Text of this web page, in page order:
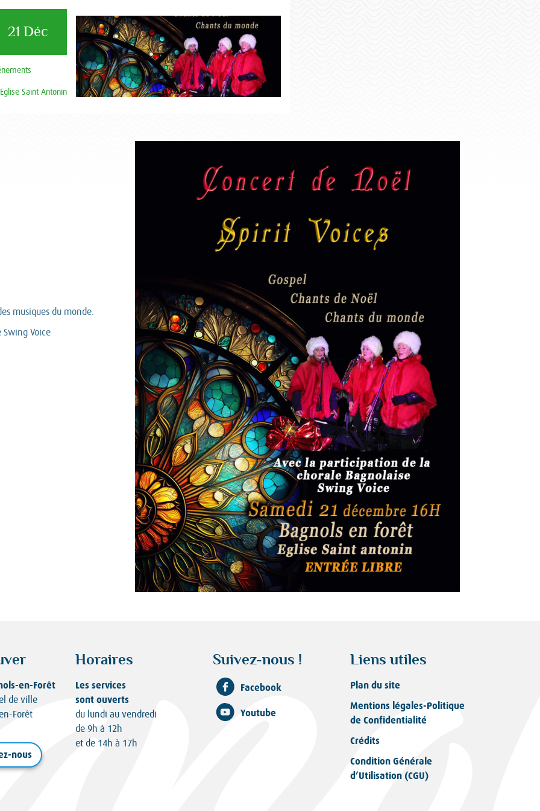
21 Déc
Eglise Saint Antonin
musiques du monde.
Voice
en-Forêt
de ville
Forêt
nous
Horaires
Les services
sont ouverts
du lundi au vendredi
de 9h à 12h
et de 14h à 17h
Suivez-nous !
Facebook
Youtube
Liens utiles
Plan du site
Mentions légales-Politique
de Confidentialité
Crédits
Condition Générale
d’Utilisation (CGU)